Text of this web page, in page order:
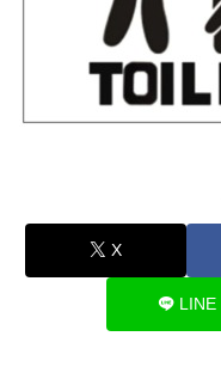
X
LINE